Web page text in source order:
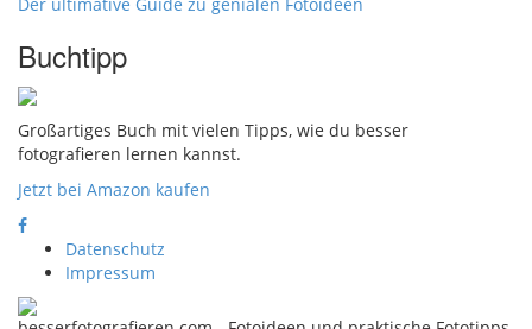
Buchtipp
Großartiges Buch mit vielen Tipps, wie du besser
fotografieren lernen kannst.
Jetzt bei Amazon kaufen
Datenschutz
Impressum